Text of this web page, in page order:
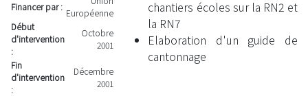
Financer par :
Européenne
Début
d'intervention
:
Octobre
2001
Fin
d'intervention
:
Décembre
2001
chantiers écoles sur la RN2 et
la RN7
Elaboration d'un guide de
cantonnage